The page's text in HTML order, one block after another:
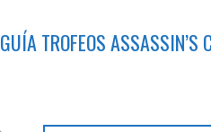
GUÍA TROFEOS ASSASSIN’S